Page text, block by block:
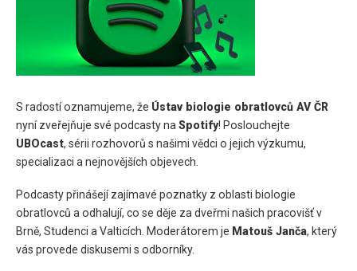
S radostí oznamujeme, že Ústav biologie obratlovců AV ČR
nyní zveřejňuje své podcasty na Spotify! Poslouchejte
UBOcast, sérii rozhovorů s našimi vědci o jejich výzkumu,
specializaci a nejnovějších objevech.
Podcasty přinášejí zajímavé poznatky z oblasti biologie
obratlovců a odhalují, co se děje za dveřmi našich pracovišť v
Brně, Studenci a Valticích. Moderátorem je Matouš Janča, který
vás provede diskusemi s odborníky.